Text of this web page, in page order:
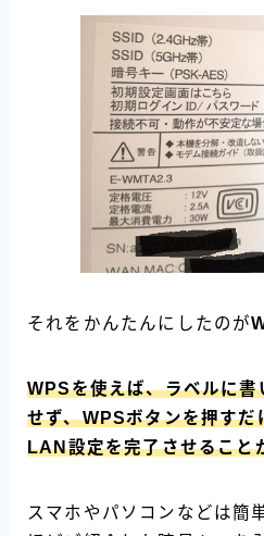
それをかんたんにしたのが
WPSを使えば、ラベルに
せず、WPSボタンを押すだ
LAN設定を完了させること
スマホやパソコンなどは簡